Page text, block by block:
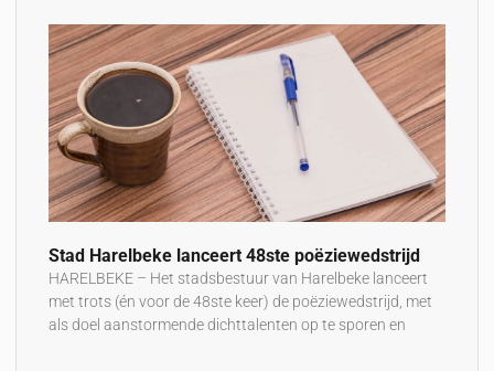
Stad Harelbeke lanceert 48ste poëziewedstrijd
HARELBEKE – Het stadsbestuur van Harelbeke lanceert
met trots (én voor de 48ste keer) de poëziewedstrijd, met
als doel aanstormende dichttalenten op te sporen en